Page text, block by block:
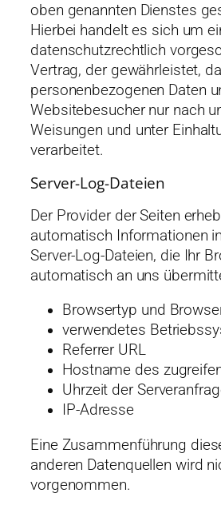
oben genannten Dienstes
Hierbei handelt es sich um
datenschutzrechtlich
Vertrag, der gewährleistet,
personenbezogenen Daten
Websitebesucher nur nach
Weisungen und unter
verarbeitet.
Server-Log-Dateien
Der Provider der Seiten
automatisch Informationen
Server-Log-Dateien, die Ihr
automatisch an uns
Browsertyp und
verwendetes
Referrer URL
Hostname des
Uhrzeit der
IP-Adresse
Eine Zusammenführung
anderen Datenquellen wird
vorgenommen.